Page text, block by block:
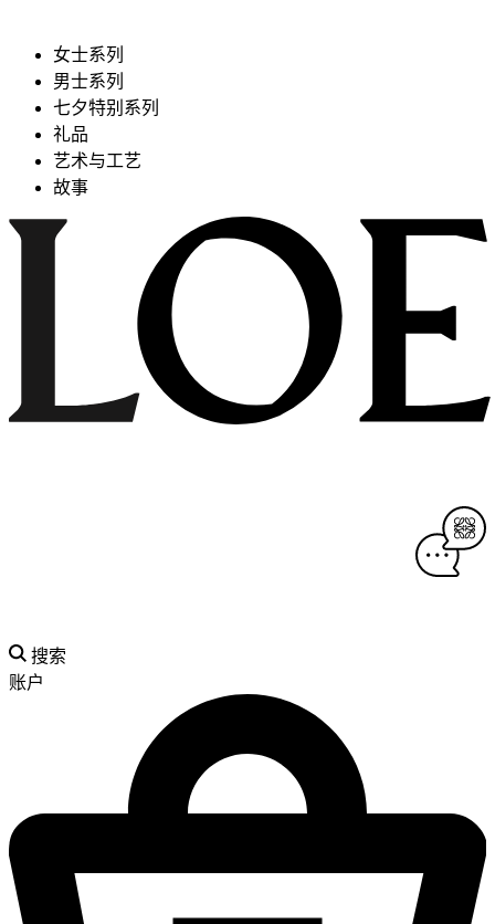
女士系列
男士系列
七夕特别系列
礼品
艺术与工艺
故事
搜索
账户